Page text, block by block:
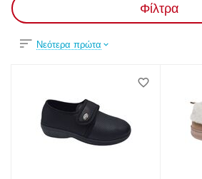
Φίλτρα
Νεότερα πρώτα